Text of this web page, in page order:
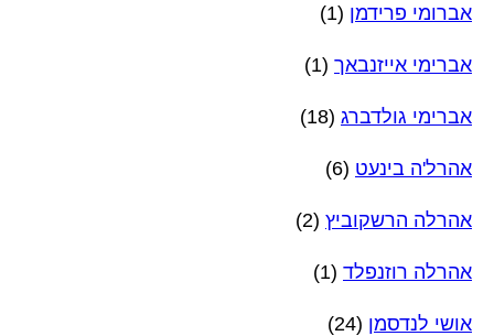
אברומי פרידמן (1)
אברימי אייזנבאך (1)
אברימי גולדברג (18)
אהרל'ה בינעט (6)
אהרלה הרשקוביץ (2)
אהרלה רוזנפלד (1)
אושי לנדסמן (24)